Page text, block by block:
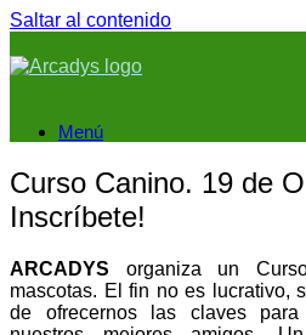
Saltar al contenido
Menú
Curso Canino. 19 de
Inscríbete!
ARCADYS organiza un
mascotas. El fin no es lucrativo,
de ofrecernos las claves para